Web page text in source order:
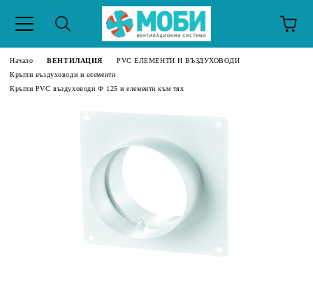
Начало ВЕНТИЛАЦИЯ
PVC ЕЛЕМЕНТИ И ВЪЗДУХОВОДИ
Кръгли въздуховоди и елементи
Кръгли PVC въздуховоди Ф 125 и елементи към тях